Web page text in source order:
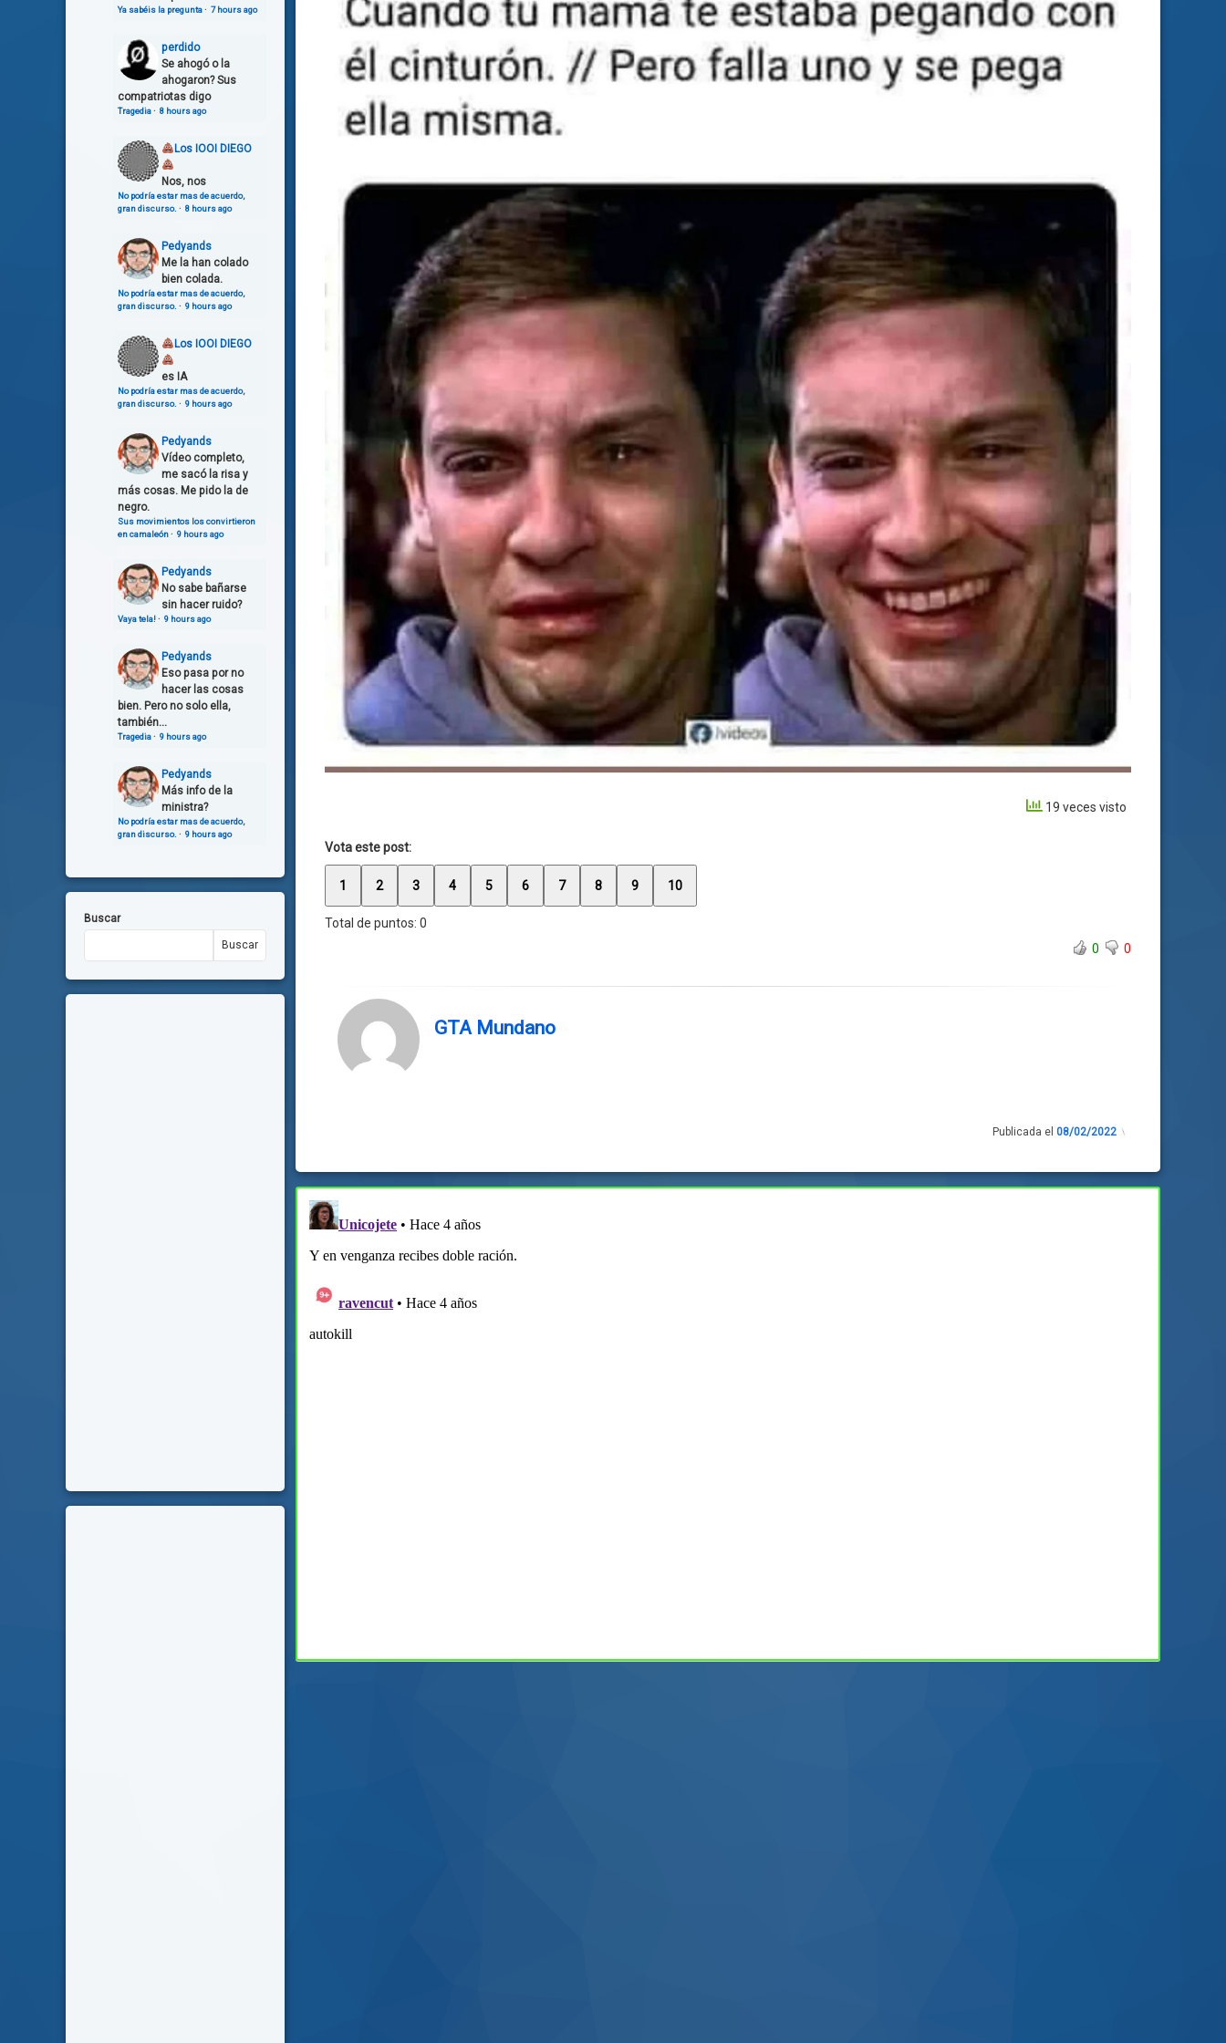
19 veces visto
Vota este post:
1 2 3 4 5 6 7 8 9 10
Total de puntos: 0
0
0
GTA Mundano
Publicada el 08/02/2022
08/02/2022
Ya sabéis la pregunta· 7 hours ago
perdido
Se ahogó o la
ahogaron? Sus
compatriotas digo
Tragedia· 8 hours ago
Los IOOI DIEGO
Nos, nos
No podría estar mas de acuerdo,
gran discurso. · 8 hours ago
Pedyands
Me la han colado
bien colada.
No podría estar mas de acuerdo,
gran discurso. · 9 hours ago
Los IOOI DIEGO
es IA
No podría estar mas de acuerdo,
gran discurso. · 9 hours ago
Pedyands
Vídeo completo,
me sacó la risa y
más cosas. Me pido la de
negro.
Sus movimientos los convirtieron
en camaleón· 9 hours ago
Pedyands
No sabe bañarse
sin hacer ruido?
Vaya tela!· 9 hours ago
Pedyands
Eso pasa por no
hacer las cosas
bien. Pero no solo ella,
también...
Tragedia· 9 hours ago
Pedyands
Más info de la
ministra?
No podría estar mas de acuerdo,
gran discurso. · 9 hours ago
Buscar
Buscar